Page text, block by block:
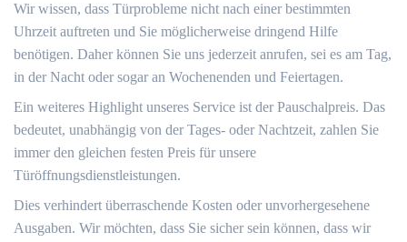
Wir wissen, dass Türprobleme nicht nach einer bestimmten
Uhrzeit auftreten und Sie möglicherweise dringend Hilfe
benötigen.​ Daher können Sie uns jederzeit anrufen, sei es am Tag,
in der Nacht oder sogar an Wochenenden und Feiertagen.​
Ein weiteres Highlight unseres Service ist der Pauschalpreis. Das
bedeutet, unabhängig von der Tages- oder Nachtzeit, zahlen Sie
immer den gleichen festen Preis für unsere
Türöffnungsdienstleistungen.​
Dies verhindert überraschende Kosten oder unvorhergesehene
Ausgaben.​ Wir möchten, dass Sie sicher sein können, dass wir